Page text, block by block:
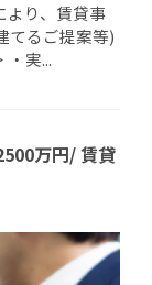
より、賃貸事
てるご提案等)
・実...
万円/ 賃貸